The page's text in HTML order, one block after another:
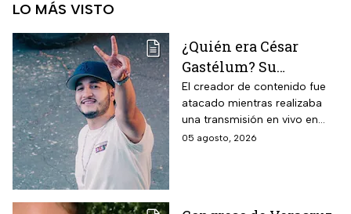
LO MÁS VISTO
¿Quién era César
Gastélum? Su
asesinato revive la
violencia contra
influencers en
Sinaloa y la lista de
El creador de contenido fue
atacado mientras realizaba
una transmisión en vivo en
Culiacán. Su caso vuelve a
05 agosto, 2026